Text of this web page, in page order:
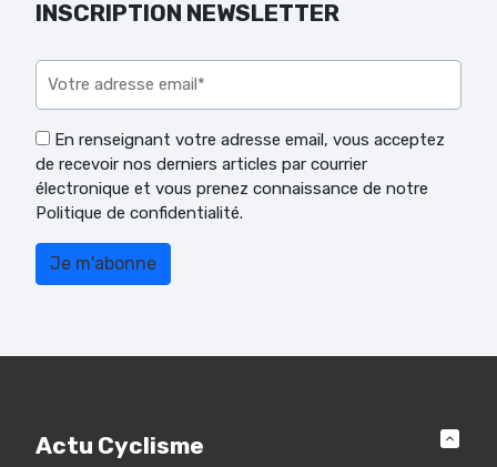
INSCRIPTION NEWSLETTER
En renseignant votre adresse email, vous acceptez
de recevoir nos derniers articles par courrier
électronique et vous prenez connaissance de notre
Politique de confidentialité.
Actu Cyclisme